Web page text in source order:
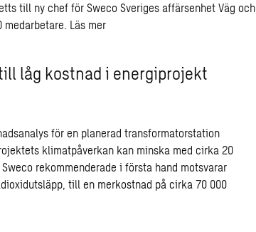
till ny chef för Sweco Sveriges affärsenhet Väg och
medarbetare. Läs mer
låg kostnad i energiprojekt
för en planerad transformatorstation
klimatpåverkan kan minska med cirka 20
rekommenderade i första hand motsvarar
till en merkostnad på cirka 70 000